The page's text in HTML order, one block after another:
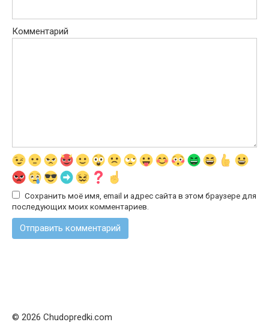
Комментарий
Сохранить моё имя, email и адрес сайта в этом браузере для
последующих моих комментариев.
© 2026 Chudopredki.com